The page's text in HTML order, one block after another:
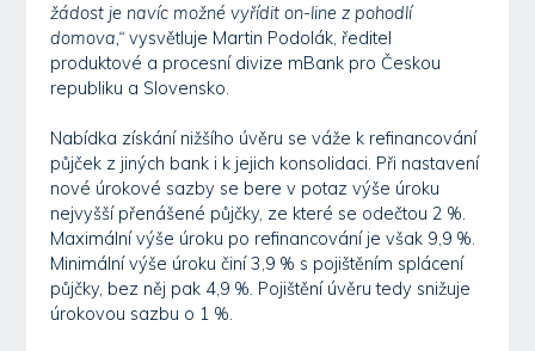
žádost je navíc možné vyřídit on-line z pohodlí
domova,“ vysvětluje Martin Podolák, ředitel
produktové a procesní divize mBank pro Českou
republiku a Slovensko.
Nabídka získání nižšího úvěru se váže k refinancování
půjček z jiných bank i k jejich konsolidaci. Při nastavení
nové úrokové sazby se bere v potaz výše úroku
nejvyšší přenášené půjčky, ze které se odečtou 2 %.
Maximální výše úroku po refinancování je však 9,9 %.
Minimální výše úroku činí 3,9 % s pojištěním splácení
půjčky, bez něj pak 4,9 %. Pojištění úvěru tedy snižuje
úrokovou sazbu o 1 %.